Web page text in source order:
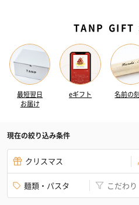
TANP GIFT
最短翌日
お届け
eギフト 名前の
現在の絞り込み条件
クリスマス
麺類・パスタ こだわり